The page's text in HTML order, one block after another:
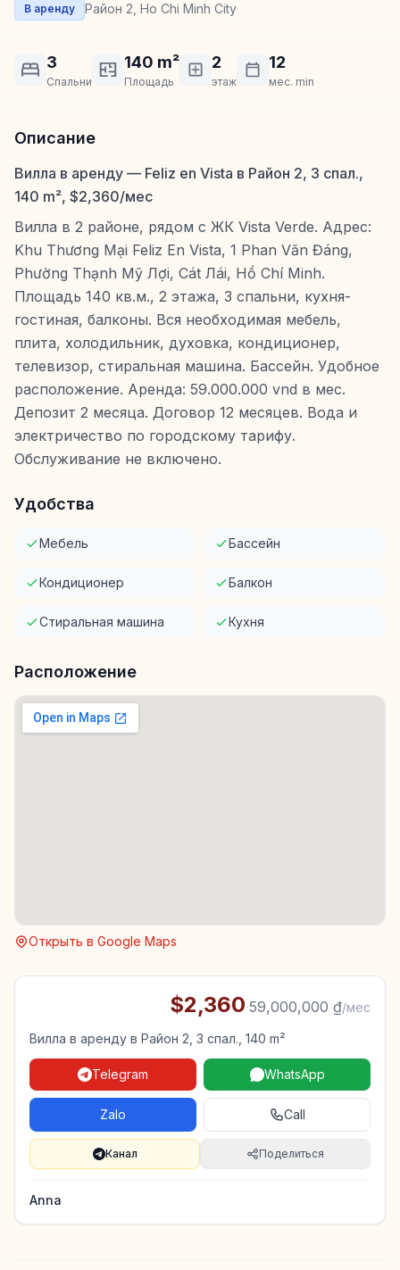
В аренду Район 2, Ho Chi Minh City
3
Спальни
140 m²
Площадь
2
этаж
12
мес. min
Описание
Вилла в аренду — Feliz en Vista в Район 2, 3 спал.,
140 m², $2,360/мес
Вилла в 2 районе, рядом с ЖК Vista Verde. Адрес:
Khu Thương Mại Feliz En Vista, 1 Phan Văn Đáng,
Phường Thạnh Mỹ Лợi, Cát Лái, Hồ Chí Minh.
Площадь 140 кв.м., 2 этажа, 3 спальни, кухня-
гостиная, балконы. Вся необходимая мебель,
плита, холодильник, духовка, кондиционер,
телевизор, стиральная машина. Бассейн. Удобное
расположение. Аренда: 59.000.000 vnd в мес.
Депозит 2 месяца. Договор 12 месяцев. Вода и
электричество по городскому тарифу.
Обслуживание не включено.
Удобства
Мебель Бассейн
Кондиционер Балкон
Стиральная машина Кухня
Расположение
Открыть в Google Maps
$2,360·59,000,000 ₫/мес
Вилла в аренду в Район 2, 3 спал., 140 m²
Telegram WhatsApp
Zalo Call
Канал Поделиться
Anna